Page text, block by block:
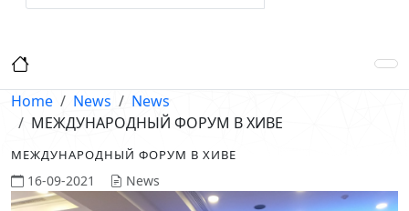
Home News
News
МЕЖДУНАРОДНЫЙ ФОРУМ В ХИВЕ
МЕЖДУНАРОДНЫЙ ФОРУМ В ХИВЕ
16-09-2021 News